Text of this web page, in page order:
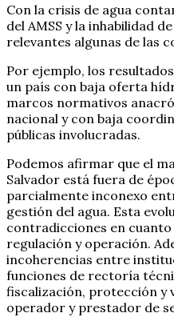
Con la crisis de agua
del AMSS y la inhabilidad
relevantes algunas de las
Por ejemplo, los
un país con baja oferta
marcos normativos
nacional y con baja
públicas involucradas.
Podemos afirmar que el
Salvador está fuera de
parcialmente inconexo
gestión del agua. Esta
contradicciones en
regulación y operación.
incoherencias entre
funciones de rectoría
fiscalización, protección y
operador y prestador de